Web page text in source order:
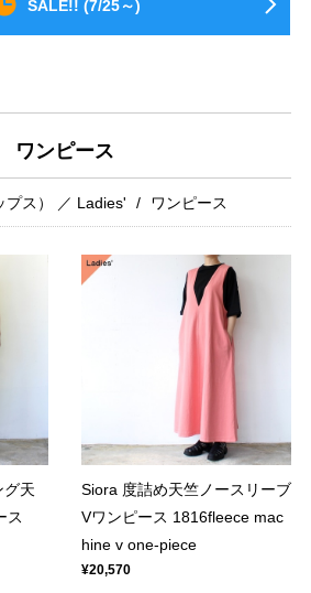
SALE!! (7/25～)
ワンピース
プス） ／ Ladies' ワンピース
グ天
ス
Siora 度詰め天竺ノースリーブ
Vワンピース 1816fleece mac
hine v one-piece
¥20,570